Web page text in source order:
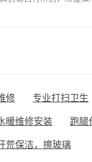
修 专业打扫卫生
暖维修安装 跑腿
荒保洁，擦玻璃